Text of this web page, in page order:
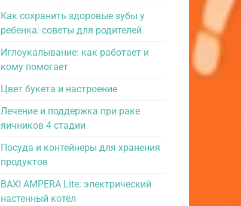
Как сохранить здоровые зубы у
ребенка: советы для родителей
Иглоукалывание: как работает и
кому помогает
Цвет букета и настроение
Лечение и поддержка при раке
яичников 4 стадии
Посуда и контейнеры для хранения
продуктов
BAXI AMPERA Lite: электрический
настенный котёл